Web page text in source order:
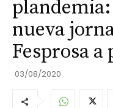
nueva
Fesprosa
03/08/2020